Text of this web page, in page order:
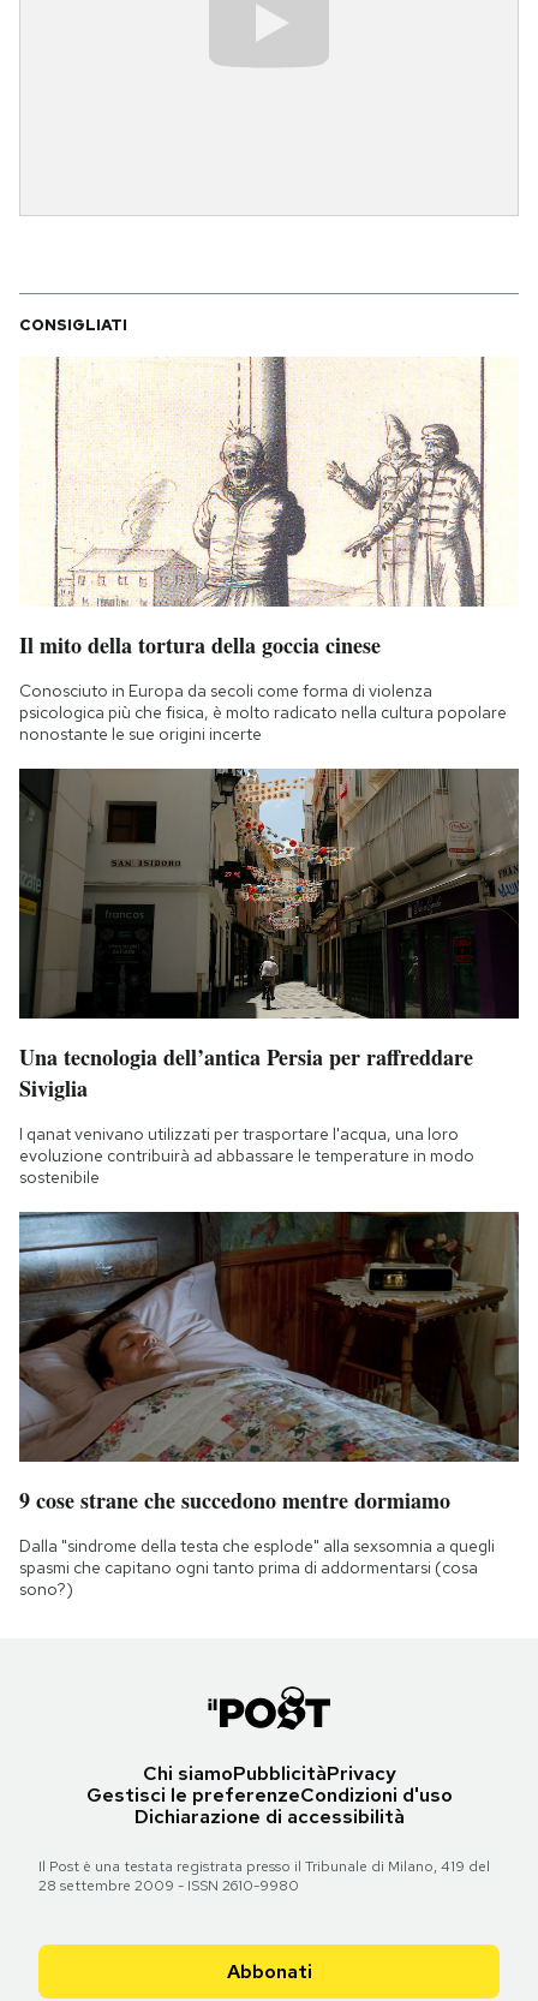
CONSIGLIATI
Il mito della tortura della goccia cinese
Conosciuto in Europa da secoli come forma di violenza
psicologica più che fisica, è molto radicato nella cultura popolare
nonostante le sue origini incerte
Una tecnologia dell’antica Persia per raffreddare
Siviglia
I qanat venivano utilizzati per trasportare l'acqua, una loro
evoluzione contribuirà ad abbassare le temperature in modo
sostenibile
9 cose strane che succedono mentre dormiamo
Dalla "sindrome della testa che esplode" alla sexsomnia a quegli
spasmi che capitano ogni tanto prima di addormentarsi (cosa
sono?)
Chi siamoPubblicitàPrivacy
Gestisci le preferenzeCondizioni d'uso
Dichiarazione di accessibilità
Il Post è una testata registrata presso il Tribunale di Milano, 419 del
28 settembre 2009 - ISSN 2610-9980
Abbonati